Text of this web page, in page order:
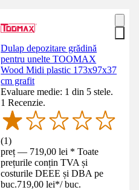
Dulap depozitare grădină
pentru unelte TOOMAX
Wood Midi plastic 173x97x37
cm grafit
Evaluare medie: 1 din 5 stele.
1 Recenzie.
(1)
preț — 719,00 lei * Toate
prețurile conțin TVA și
costurile DEEE și DBA pe
buc.719,00 lei*/ buc.